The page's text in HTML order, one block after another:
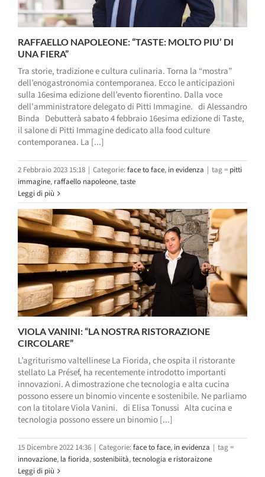
RAFFAELLO NAPOLEONE: “TASTE: MOLTO PIU’ DI
UNA FIERA”
Tra storie, tradizione e cultura culinaria. Torna la “mostra”
dell’enogastronomia contemporanea. Ecco le anticipazioni
sulla 16esima edizione dell’evento fiorentino. Dalla voce
dell'amministratore delegato di Pitti Immagine. di Alessandro
Binda Debutterà sabato 4 febbraio 16esima edizione di Taste,
il salone di Pitti Immagine dedicato alla food culture
contemporanea. La [...]
2 Febbraio 2023 15:18 | Categorie:face to face, in evidenza | tag = pitti
immagine, raffaello napoleone,taste
Leggi di più
VIOLA VANINI: “LA NOSTRA RISTORAZIONE
CIRCOLARE”
L’agriturismo valtellinese La Fiorida, che ospita il ristorante
stellato La Présef, ha recentemente introdotto importanti
innovazioni. A dimostrazione che tecnologia e alta cucina
possono essere un binomio vincente e sostenibile. Ne parliamo
con la titolare Viola Vanini. di Elisa Tonussi Alta cucina e
tecnologia possono essere un binomio [...]
15 Dicembre 2022 14:36 | Categorie:face to face, in evidenza | tag =
innovazione, la fiorida,sostenibiità,tecnologia e ristoraizone
Leggi di più